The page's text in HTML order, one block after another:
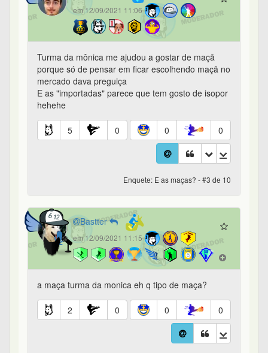
em 12/09/2021 11:06
Turma da mônica me ajudou a gostar de maçã
porque só de pensar em ficar escolhendo maçã no
mercado dava preguiça
E as "importadas" parece que tem gosto de isopor
hehehe
5 0 0 0
Enquete: E as maças? - #3 de 10
Bastter
em 12/09/2021 11:15
a maça turma da monica eh q tipo de maça?
2 0 0 0